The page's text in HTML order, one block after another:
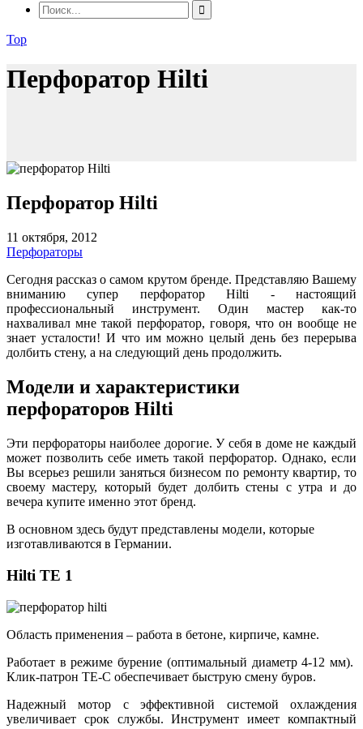
Top
Перфоратор Hilti
Перфоратор Hilti
11 октября, 2012
Перфораторы
Сегодня рассказ о самом крутом бренде. Представляю Вашему
вниманию супер перфоратор
Hilti - настоящий
профессиональный инструмент. Один мастер как-то
нахваливал мне такой перфоратор, говоря, что он вообще не
знает усталости! И что им можно целый день без перерыва
долбить стену, а на следующий день продолжить.
Модели и характеристики
перфораторов Hilti
Эти перфораторы наиболее дорогие. У себя в доме не каждый
может позволить себе иметь такой перфоратор. Однако, если
Вы всерьез решили заняться бизнесом по ремонту квартир, то
своему мастеру, который будет долбить стены с утра и до
вечера купите именно этот бренд.
В основном здесь будут представлены модели, которые
изготавливаются в Германии.
Hilti TE 1
Область применения – работа в бетоне, кирпиче, камне.
Работает в режиме бурение (оптимальный диаметр 4-12 мм).
Клик-патрон ТЕ-С обеспечивает быструю смену буров.
Надежный мотор с эффективной системой охлаждения
увеличивает срок службы. Инструмент имеет компактный